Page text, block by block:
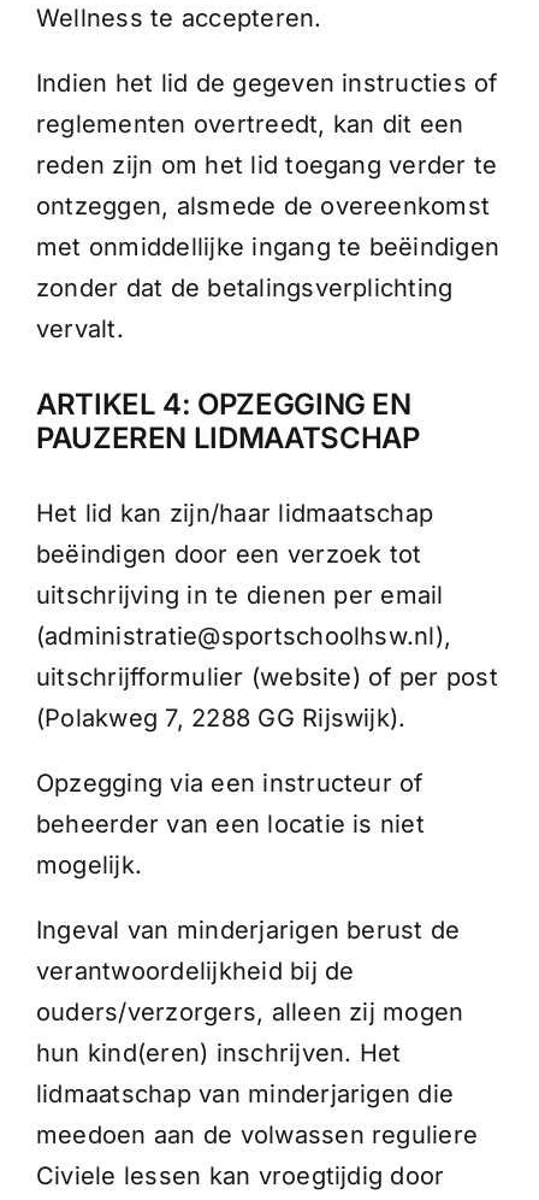
Wellness te accepteren.
Indien het lid de gegeven instructies of
reglementen overtreedt, kan dit een
reden zijn om het lid toegang verder te
ontzeggen, alsmede de overeenkomst
met onmiddellijke ingang te beëindigen
zonder dat de betalingsverplichting
vervalt.
ARTIKEL 4: OPZEGGING EN
PAUZEREN LIDMAATSCHAP
Het lid kan zijn/haar lidmaatschap
beëindigen door een verzoek tot
uitschrijving in te dienen per email
(administratie@sportschoolhsw.nl),
uitschrijfformulier (website) of per post
(Polakweg 7, 2288 GG Rijswijk).
Opzegging via een instructeur of
beheerder van een locatie is niet
mogelijk.
Ingeval van minderjarigen berust de
verantwoordelijkheid bij de
ouders/verzorgers, alleen zij mogen
hun kind(eren) inschrijven. Het
lidmaatschap van minderjarigen die
meedoen aan de volwassen reguliere
Civiele lessen kan vroegtijdig door